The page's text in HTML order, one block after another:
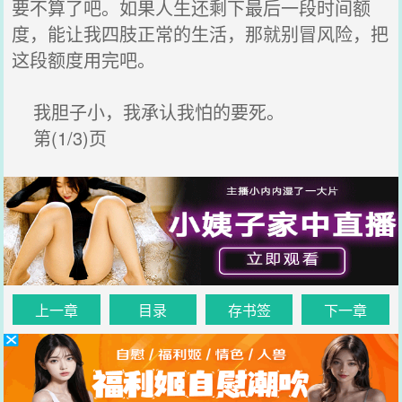
要不算了吧。如果人生还剩下最后一段时间额
度，能让我四肢正常的生活，那就别冒风险，把
这段额度用完吧。
我胆子小，我承认我怕的要死。
第(1/3)页
上一章 目录 存书签 下一章